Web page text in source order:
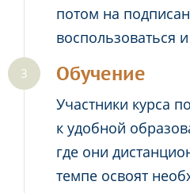
потом на
воспользоваться
Обучение
Участники курса
к удобной
где они
темпе освоят